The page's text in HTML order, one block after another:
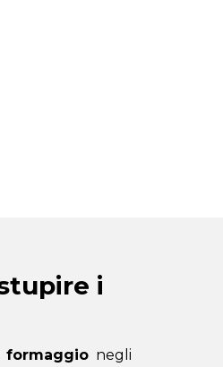
i
formaggio negli